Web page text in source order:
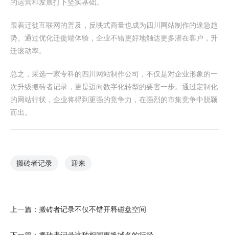
的运营和发展打下坚实基础。
跟着迁徙互联网的普及，反映式商量也成为四川网站制作的遑急趋
势。通过优化迁徙端体验，企业不错更好地触达更多潜在客户，升
迁滚动率。
总之，采选一家专科的四川网站制作公司，不仅是对企业形象的一
次升级搬砖者记录，更是迈向数字化转型的要害一步。通过定制化
的网站行状，企业将得到更强的竞争力，在强烈的市集竞争中脱颖
而出。
搬砖者记录 迎来
上一篇： 搬砖者记录不仅不错开释磁盘空间